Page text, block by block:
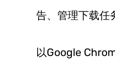
告、管理下载任
以Google